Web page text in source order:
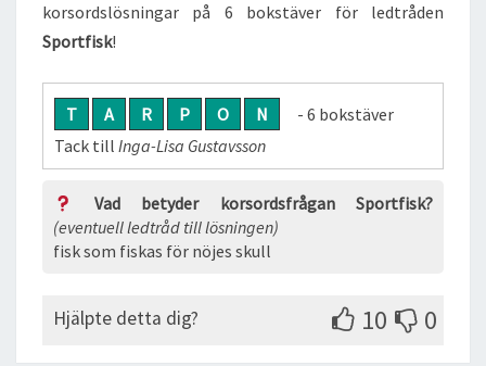
korsordslösningar på 6 bokstäver för ledtråden
Sportfisk!
T A R P O N
- 6 bokstäver
Tack till Inga-Lisa Gustavsson
Vad betyder korsordsfrågan Sportfisk?
(eventuell ledtråd till lösningen)
fisk som fiskas för nöjes skull
Hjälpte detta dig? 10 0